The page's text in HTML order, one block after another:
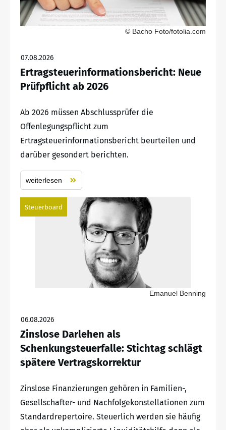
© Bacho Foto/fotolia.com
07.08.2026
Ertragsteuerinformationsbericht: Neue
Prüfpflicht ab 2026
Ab 2026 müssen Abschlussprüfer die
Offenlegungspflicht zum
Ertragsteuerinformationsbericht beurteilen und
darüber gesondert berichten.
weiterlesen
Steuerboard
Emanuel Benning
06.08.2026
Zinslose Darlehen als
Schenkungsteuerfalle: Stichtag schlägt
spätere Vertragskorrektur
Zinslose Finanzierungen gehören in Familien-,
Gesellschafter- und Nachfolgekonstellationen zum
Standardrepertoire. Steuerlich werden sie häufig